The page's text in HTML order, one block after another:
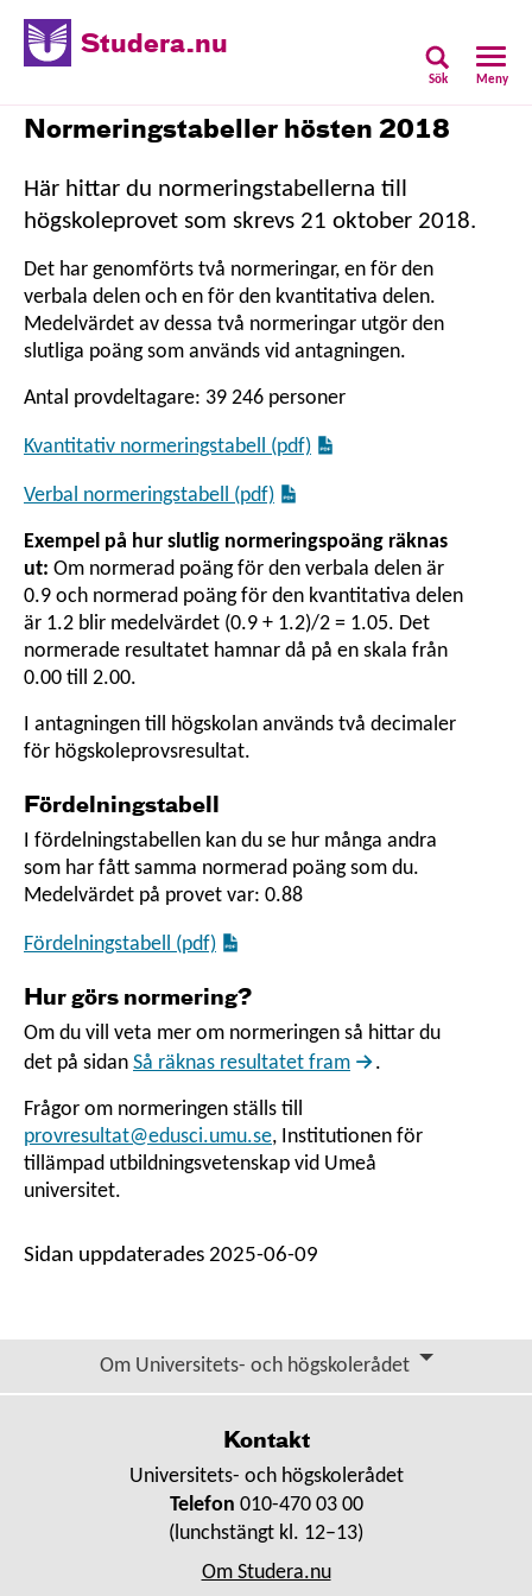
Studera.nu
Sök Meny
Normeringstabeller hösten 2018
Här hittar du normeringstabellerna till
högskoleprovet som skrevs 21 oktober 2018.
Det har genomförts två normeringar, en för den
verbala delen och en för den kvantitativa delen.
Medelvärdet av dessa två normeringar utgör den
slutliga poäng som används vid antagningen.
Antal provdeltagare: 39 246 personer
Kvantitativ normeringstabell (pdf)
Verbal normeringstabell (pdf)
Exempel på hur slutlig normeringspoäng räknas
ut: Om normerad poäng för den verbala delen är
0.9 och normerad poäng för den kvantitativa delen
är 1.2 blir medelvärdet (0.9 + 1.2)/2 = 1.05. Det
normerade resultatet hamnar då på en skala från
0.00 till 2.00.
I antagningen till högskolan används två decimaler
för högskoleprovsresultat.
Fördelningstabell
I fördelningstabellen kan du se hur många andra
som har fått samma normerad poäng som du.
Medelvärdet på provet var: 0.88
Fördelningstabell (pdf)
Hur görs normering?
Om du vill veta mer om normeringen så hittar du
det på sidan Så räknas resultatet fram .
Frågor om normeringen ställs till
provresultat@edusci.umu.se, Institutionen för
tillämpad utbildningsvetenskap vid Umeå
universitet.
Sidan uppdaterades 2025-06-09
Om Universitets- och högskolerådet
Kontakt
Universitets- och högskolerådet
Telefon 010-470 03 00
(lunchstängt kl. 12–13)
Om Studera.nu